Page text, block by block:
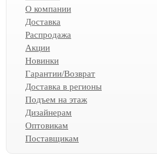
О компании
Доставка
Распродажа
Акции
Новинки
Гарантии/Возврат
Доставка в регионы
Подъем на этаж
Дизайнерам
Оптовикам
Поставщикам